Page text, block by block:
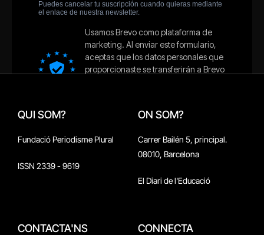
QUI SOM?
Fundació Periodisme Plural
ISSN 2339 - 9619
ON SOM?
Carrer Bailén 5, principal.
08010, Barcelona
El Diari de l'Educació
CONTACTA'NS CONNECTA